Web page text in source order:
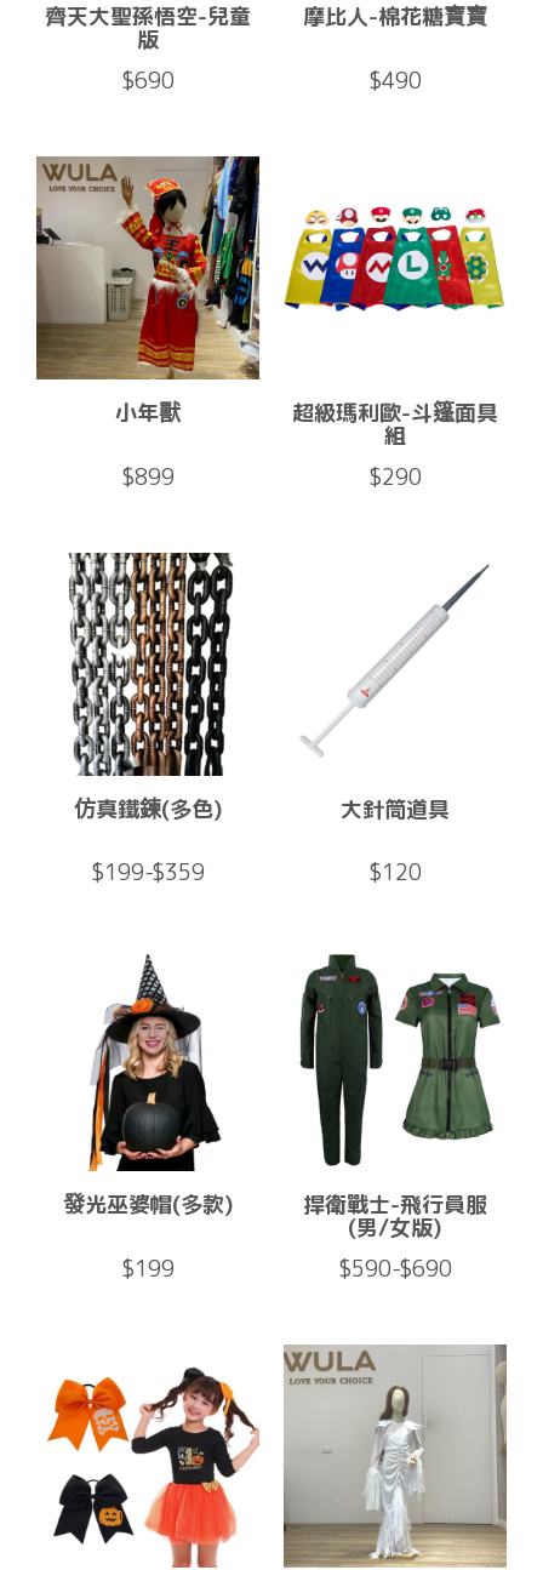
齊天大聖孫悟空-兒童
版
$690
摩比人-棉花糖寶寶
$490
小年獸
$899
超級瑪利歐-斗篷面具
組
$290
仿真鐵鍊(多色)
$199-$359
大針筒道具
$120
發光巫婆帽(多款)
$199
捍衛戰士-飛行員服
(男/女版)
$590-$690